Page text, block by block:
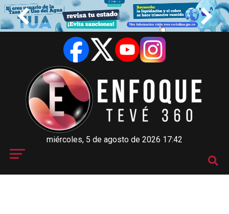
miércoles, 5 de agosto de 2026 17:42